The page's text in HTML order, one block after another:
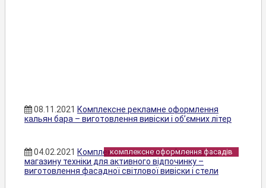
08.11.2021 Комплексне рекламне оформлення
кальян бара – виготовлення вивіски і об’ємних літер
комплексне оформлення фасадів
04.02.2021 Комплексне рекламне оформлення
магазину техніки для активного відпочинку –
виготовлення фасадної світлової вивіски і стели